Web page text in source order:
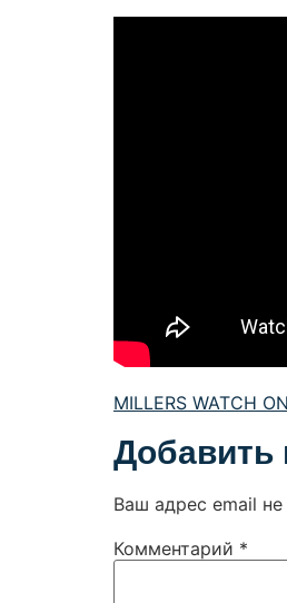
MILLERS WATCH
Добавить
Ваш адрес email не
Комментарий *